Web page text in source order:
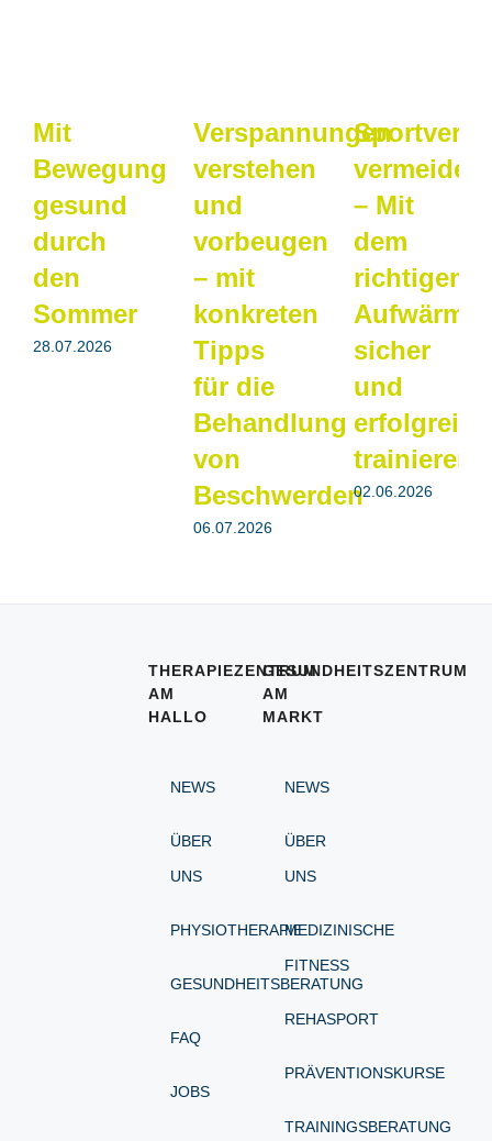
Mit
Bewegung
gesund
durch
den
Sommer
28.07.2026
Verspannungen
verstehen
und
vorbeugen
– mit
konkreten
Tipps
für die
Behandlung
von
Beschwerden
06.07.2026
vermeiden
– Mit
dem
richtigen
sicher
und
erfolgreich
trainieren
02.06.2026
THERAPIEZENTRUM
AM
HALLO
NEWS
ÜBER
UNS
PHYSIOTHERAPIE
GESUNDHEITSBERATUNG
FAQ
JOBS
GESUNDHEITSZENTRUM
AM
MARKT
NEWS
ÜBER
UNS
MEDIZINISCHE
FITNESS
REHASPORT
PRÄVENTIONSKURSE
TRAININGSBERATUNG